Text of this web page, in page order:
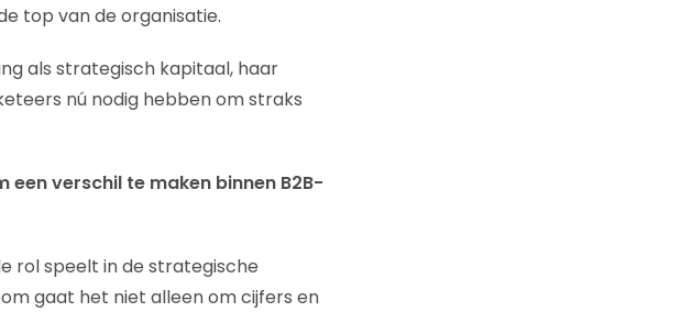
top van de organisatie.
als strategisch kapitaal, haar
nú nodig hebben om straks
verschil te maken binnen B2B-
rol speelt in de strategische
gaat het niet alleen om cijfers en